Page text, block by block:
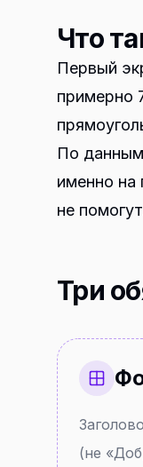
Что
Первый
примерно
По данным
именно на
не
Три
(не